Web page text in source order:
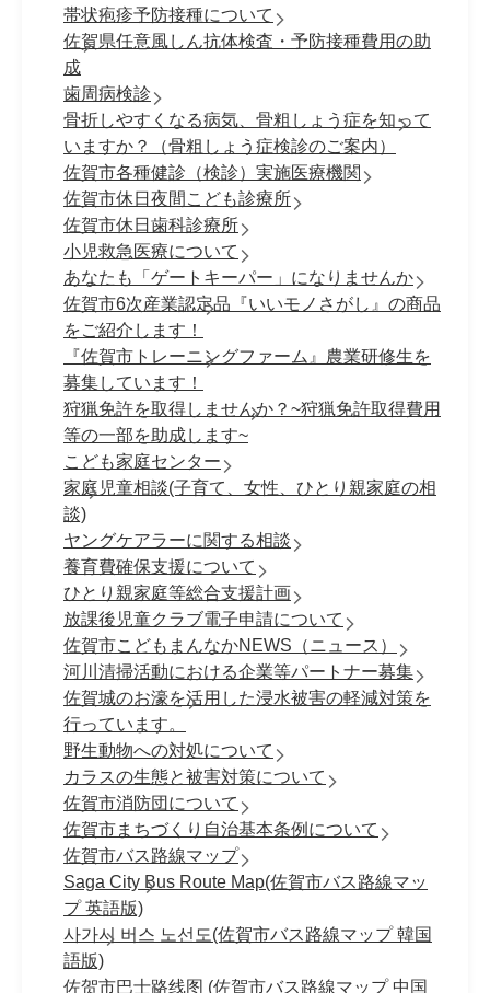
帯状疱疹予防接種について
佐賀県任意風しん抗体検査・予防接種費用の助
成
歯周病検診
骨折しやすくなる病気、骨粗しょう症を知って
いますか？（骨粗しょう症検診のご案内）
佐賀市各種健診（検診）実施医療機関
佐賀市休日夜間こども診療所
佐賀市休日歯科診療所
小児救急医療について
あなたも「ゲートキーパー」になりませんか
佐賀市6次産業認定品『いいモノさがし』の商品
をご紹介します！
『佐賀市トレーニングファーム』農業研修生を
募集しています！
狩猟免許を取得しませんか？~狩猟免許取得費用
等の一部を助成します~
こども家庭センター
家庭児童相談(子育て、女性、ひとり親家庭の相
談)
ヤングケアラーに関する相談
養育費確保支援について
ひとり親家庭等総合支援計画
放課後児童クラブ電子申請について
佐賀市こどもまんなかNEWS（ニュース）
河川清掃活動における企業等パートナー募集
佐賀城のお濠を活用した浸水被害の軽減対策を
行っています。
野生動物への対処について
カラスの生態と被害対策について
佐賀市消防団について
佐賀市まちづくり自治基本条例について
佐賀市バス路線マップ
Saga City Bus Route Map(佐賀市バス路線マッ
プ 英語版)
사가시 버스 노선도(佐賀市バス路線マップ 韓国
語版)
佐贺市巴士路线图 (佐賀市バス路線マップ 中国